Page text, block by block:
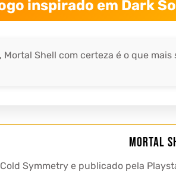
inspirado em Dark
Mortal Shell com certeza é o que
Mortal
Symmetry e publicado pela